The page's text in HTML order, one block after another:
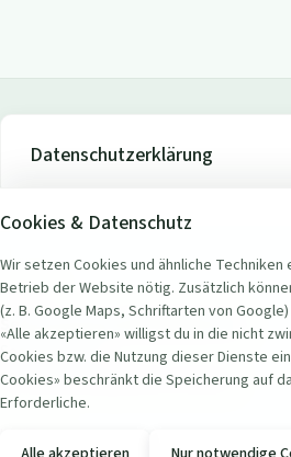
Datenschutzerklärung
ADRESSE
Seerestaurant Badi Wollishofen
Seestrasse 451
8038 Zürich Wollishofen, Schweiz
Cookies & Datenschutz
Wir setzen Cookies und ähnliche
Betrieb der Website nötig. Zusätzlich
(z. B. Google Maps, Schriftarten von
«Alle akzeptieren» willigst du in die nicht
Cookies bzw. die Nutzung dieser Dienste
Cookies» beschränkt die Speicherung auf
Erforderliche.